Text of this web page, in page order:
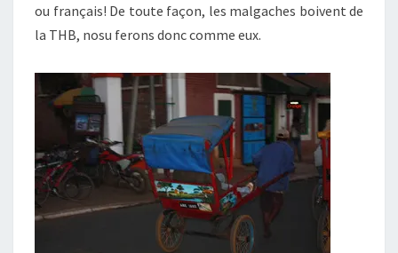
ou français! De toute façon, les malgaches boivent de
la THB, nosu ferons donc comme eux.